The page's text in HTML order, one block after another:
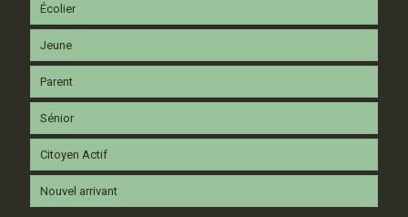
Écolier
Jeune
Parent
Sénior
Citoyen Actif
Nouvel arrivant